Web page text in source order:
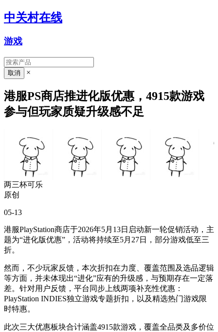
中关村在线
游戏
×
港服PS商店推进化版优惠，4915款游戏
参与但玩家质疑升级感不足
两三杯可乐
原创
05-13
港服PlayStation商店于2026年5月13日启动新一轮促销活动，主
题为“进化版优惠”，活动将持续至5月27日，部分游戏低至三
折。
然而，不少玩家反馈，本次折扣在力度、覆盖范围及选品逻辑
等方面，并未体现出“进化”应有的升级感，与预期存在一定落
差。针对用户反馈，平台同步上线两项补充性优惠：
PlayStation INDIES独立游戏专题折扣，以及精选热门游戏限
时特惠。
此次三大优惠板块合计涵盖4915款游戏，覆盖全品类及多价位